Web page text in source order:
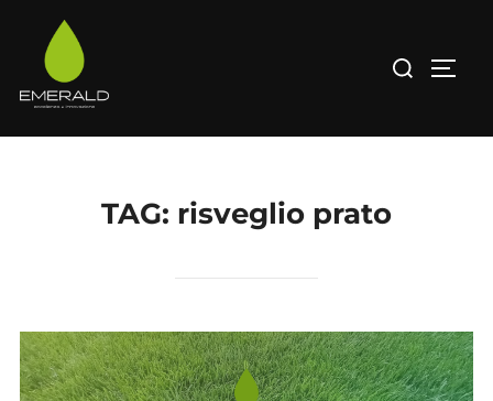
contenuto
Cerca
TAG: risveglio prato